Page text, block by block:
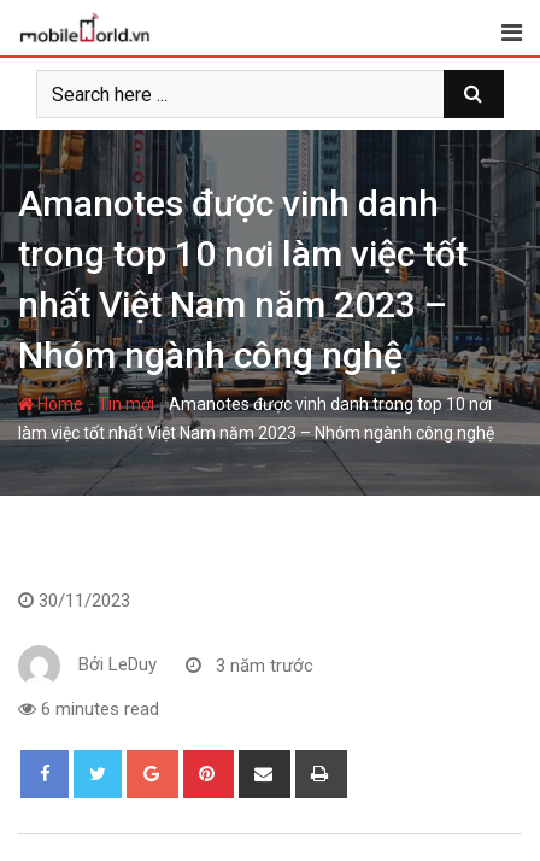
t
o
o
n
t
e
n
t
Amanotes được vinh danh
trong top 10 nơi làm việc tốt
nhất Việt Nam năm 2023 –
Nhóm ngành công nghệ
Home-Tin mới-Amanotes được vinh danh trong top 10 nơi
làm việc tốt nhất Việt Nam năm 2023 – Nhóm ngành công nghệ
30/11/2023
Bởi LeDuy 3 năm trước
6 minutes read
o
i
h
r